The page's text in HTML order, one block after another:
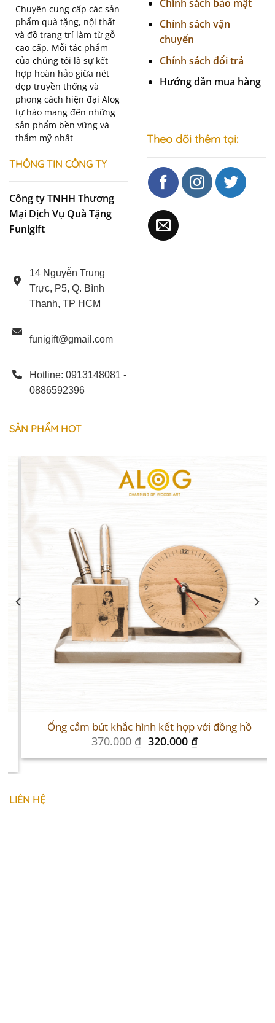
Chuyên cung cấp các sản
phẩm quà tặng, nội thất
và đồ trang trí làm từ gỗ
cao cấp. Mỗi tác phẩm
của chúng tôi là sự kết
hợp hoàn hảo giữa nét
đẹp truyền thống và
phong cách hiện đại Alog
tự hào mang đến những
sản phẩm bền vững và
thẩm mỹ nhất
THÔNG TIN CÔNG TY
Công ty TNHH Thương
Mại Dịch Vụ Quà Tặng
Funigift
14 Nguyễn Trung
Trực, P5, Q. Bình
Thạnh, TP HCM
funigift@gmail.com
Hotline: 0913148081 -
0886592396
Chính sách bảo mật
Chính sách vận
chuyển
Chính sách đổi trả
Hướng dẫn mua hàng
Theo dõi thêm tại:
SẢN PHẨM HOT
Ống cắm bút khắc hình kết hợp với đồng hồ
370.000₫ Original
price
was:
320.000₫Current
price
is:
LIÊN HỆ